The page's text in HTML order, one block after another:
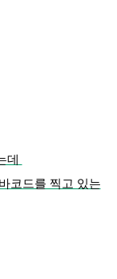
데
코드를 찍고 있는